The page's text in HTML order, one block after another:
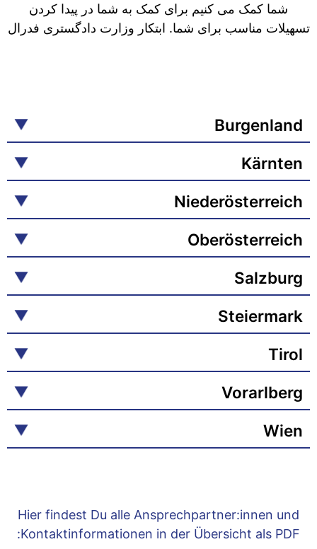
شما کمک می کنیم برای کمک به شما در پیدا کردن
تسهیلات مناسب برای شما. ابتکار وزارت دادگستری فدرال
Burgenland
Kärnten
Niederösterreich
Oberösterreich
Salzburg
Steiermark
Tirol
Vorarlberg
Wien
Hier findest Du alle Ansprechpartner:innen und
Kontaktinformationen in der Übersicht als PDF: